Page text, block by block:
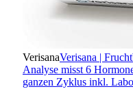
VerisanaVerisana |
Analyse misst 6
ganzen Zyklus inkl.